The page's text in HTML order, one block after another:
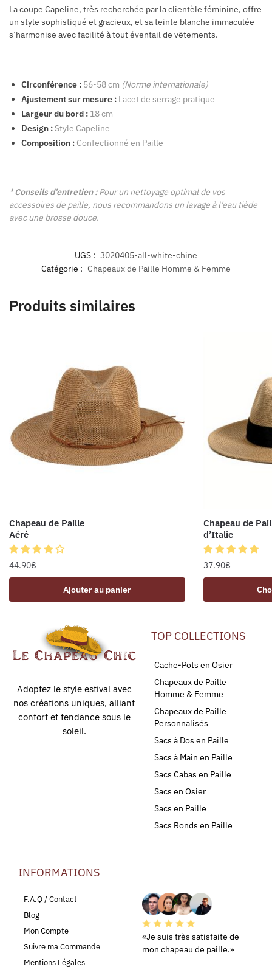
La coupe Capeline, très recherchée par la clientèle féminine, offre
un style sophistiqué et gracieux, et sa teinte blanche immaculée
s’harmonise avec facilité à tout éventail de vêtements.
Circonférence : 56-58 cm (Norme internationale)
Ajustement sur mesure : Lacet de serrage pratique
Largeur du bord : 18 cm
Design : Style Capeline
Composition : Confectionné en Paille
*Conseils d’entretien :Pour un nettoyage optimal de vos
accessoires de paille, nous recommandons un lavage à l’eau tiède
avec une brosse douce.
UGS : 3020405-all-white-chine
Catégorie : Chapeaux de Paille Homme & Femme
Produits similaires
Chapeau de Paille
Aéré
44.90€
Ajouter au panier
Chapeau de
d’Italie
37.90€
Adoptez le style estival avec
nos créations uniques, alliant
confort et tendance sous le
soleil.
TOP COLLECTIONS
Cache-Pots en Osier
Chapeaux de Paille
Homme & Femme
Chapeaux de Paille
Personnalisés
Sacs à Dos en Paille
Sacs à Main en Paille
Sacs Cabas en Paille
Sacs en Osier
Sacs en Paille
Sacs Ronds en Paille
INFORMATIONS
F.A.Q / Contact
Blog
Mon Compte
Suivre ma Commande
Mentions Légales
«Je suis très satisfaite de
mon chapeau de paille.»